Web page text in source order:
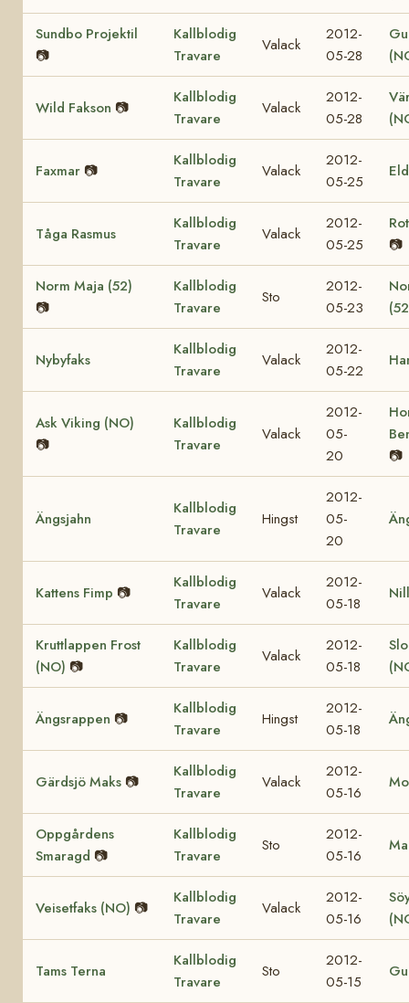
Sundbo Projektil
📷
Kallblodig
Travare
Valack
2012-
05-28
Wild Fakson 📷
Kallblodig
Travare
Valack
2012-
05-28
Faxmar 📷
Kallblodig
Travare
Valack
2012-
05-25
Tåga Rasmus
Kallblodig
Travare
Valack
2012-
05-25
📷
Norm Maja (52)
📷
Kallblodig
Travare
Sto
2012-
05-23
Nybyfaks
Kallblodig
Travare
Valack
2012-
05-22
Ask Viking (NO)
📷
Kallblodig
Travare
Valack
2012-
05-
20
📷
Ängsjahn
Kallblodig
Travare
Hingst
2012-
05-
20
Kattens Fimp 📷
Kallblodig
Travare
Valack
2012-
05-18
Kruttlappen Frost
(NO) 📷
Kallblodig
Travare
Valack
2012-
05-18
Ängsrappen 📷
Kallblodig
Travare
Hingst
2012-
05-18
Gärdsjö Maks 📷
Kallblodig
Travare
Valack
2012-
05-16
Oppgårdens
Smaragd 📷
Kallblodig
Travare
Sto
2012-
05-16
Veisetfaks (NO) 📷
Kallblodig
Travare
Valack
2012-
05-16
Tams Terna
Kallblodig
Travare
Sto
2012-
05-15